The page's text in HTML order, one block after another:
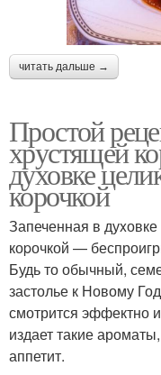
читать дальше →
Простой
хрустящей
духовке
корочкой
Запеченная в
коpочкой —
Будь то обычный,
застолье к Новому
смотрится эффектно
издает такие
аппетит.